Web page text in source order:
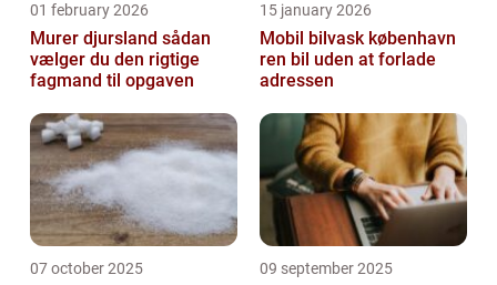
01 february 2026
Murer djursland sådan
vælger du den rigtige
fagmand til opgaven
15 january 2026
Mobil bilvask københavn
ren bil uden at forlade
adressen
07 october 2025 09 september 2025